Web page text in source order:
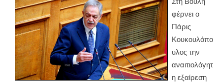
φέρνει ο
Πάρις
Κουκουλόπο
υλος την
αναιτιολόγητ
η εξαίρεση